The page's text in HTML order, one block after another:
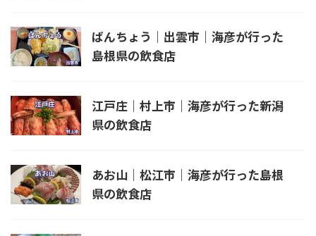
ばんちょう｜出雲市｜海彦が行った
島根県の飲食店
江戸庄｜村上市｜海彦が行った新潟
県の飲食店
あお山｜松江市｜海彦が行った島根
県の飲食店